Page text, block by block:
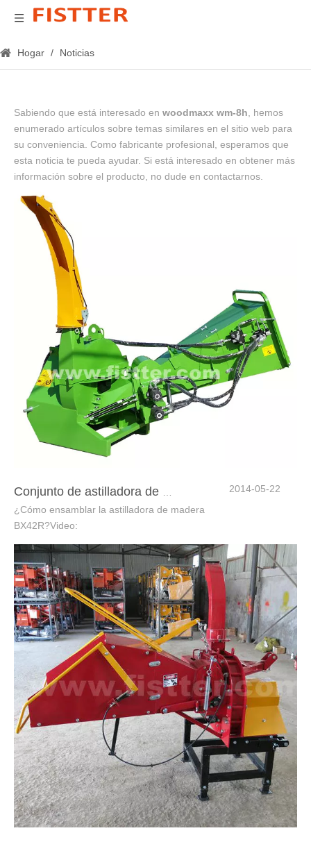
Hogar / Noticias
Sabiendo que está interesado en woodmaxx wm-8h , hemos
enumerado artículos sobre temas similares en el sitio web para
su conveniencia. Como fabricante profesional, esperamos que
esta noticia te pueda ayudar. Si está interesado en obtener más
información sobre el producto, no dude en contactarnos.
¿Cómo ensamblar la astilladora de madera
BX42R?Video:
2014-05-22